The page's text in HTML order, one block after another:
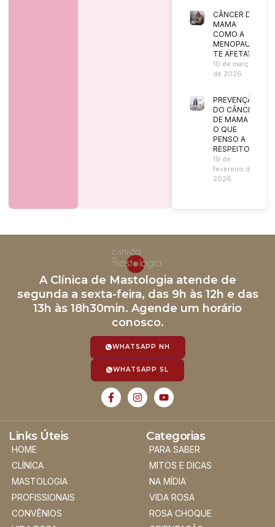
CÂNCER DE
MAMA
COMO A
MENOPAUSA
TE AFETA?
10 de março
de 2026
PREVENÇÃO
DO CÂNCER
DE MAMA |
O QUE
PENSO A
RESPEITO?
19 de
fevereiro de
2026
A Clínica de Mastologia atende de
segunda a sexta-feira, das 9h às 12h e das
13h às 18h30min. Agende um horário
conosco.
WHATSAPP NH
WHATSAPP SL
Links Úteis
HOME
CLÍNICA
MASTOLOGIA
PROFISSIONAIS
CONVÊNIOS
Categorias
PARA SABER
MITOS E DICAS
NA MÍDIA
VIDA ROSA
ROSA CHOQUE